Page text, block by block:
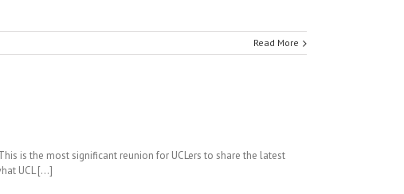
Read More
is the most significant reunion for UCLers to share the latest
UCL [...]